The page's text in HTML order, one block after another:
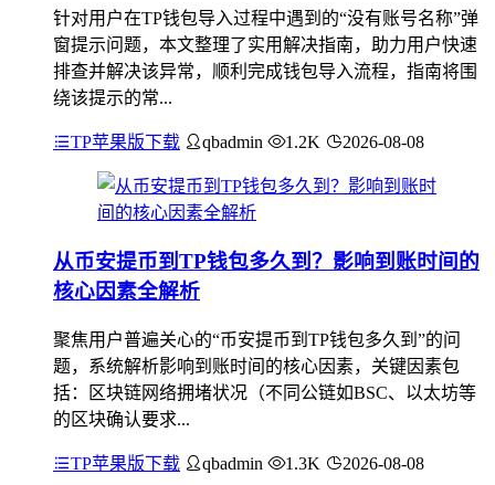
针对用户在TP钱包导入过程中遇到的“没有账号名称”弹
窗提示问题，本文整理了实用解决指南，助力用户快速
排查并解决该异常，顺利完成钱包导入流程，指南将围
绕该提示的常...
TP苹果版下载 qbadmin 1.2K 2026-08-08
从币安提币到TP钱包多久到？影响到账时间的
核心因素全解析
聚焦用户普遍关心的“币安提币到TP钱包多久到”的问
题，系统解析影响到账时间的核心因素，关键因素包
括：区块链网络拥堵状况（不同公链如BSC、以太坊等
的区块确认要求...
TP苹果版下载 qbadmin 1.3K 2026-08-08